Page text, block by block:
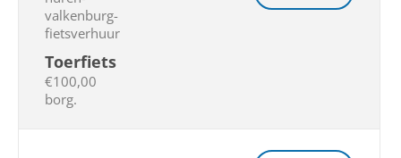
Toerfiets
€100,00
borg.